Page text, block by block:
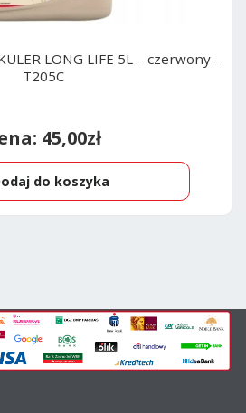
LONG LIFE 5L – czerwony –
T205C
45,00zł
do koszyka